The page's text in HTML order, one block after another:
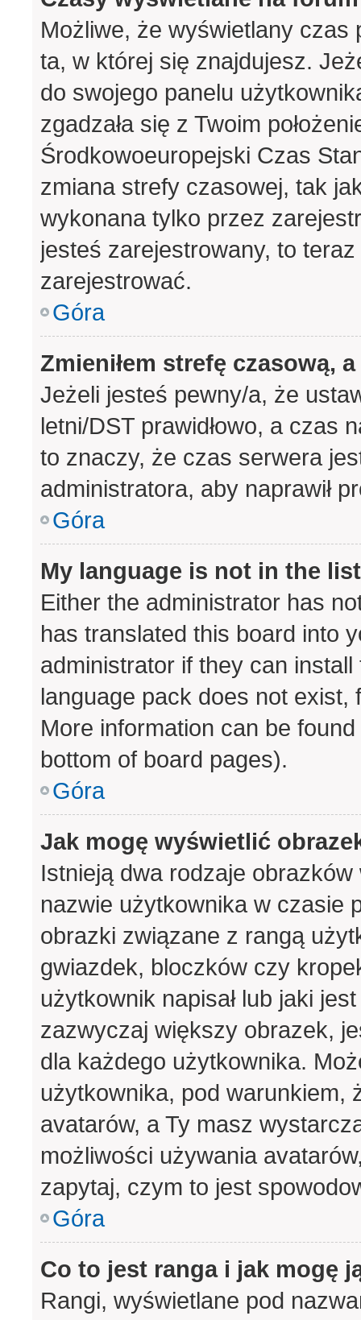
Możliwe, że wyświetlany
ta, w której się znajdujesz.
do swojego panelu
zgadzała się z Twoim
Środkowoeuropejski Czas
zmiana strefy czasowej, tak
wykonana tylko przez
jesteś zarejestrowany, to
zarejestrować.
Góra
Zmieniłem strefę czasową,
Jeżeli jesteś pewny/a, że
letni/DST prawidłowo, a czas
to znaczy, że czas serwera
administratora, aby naprawił
Góra
My language is not in the
Either the administrator has
has translated this board into
administrator if they can
language pack does not
More information can be
bottom of board pages).
Góra
Jak mogę wyświetlić
Istnieją dwa rodzaje
nazwie użytkownika w czasie
obrazki związane z rangą
gwiazdek, bloczków czy
użytkownik napisał lub jaki
zazwyczaj większy obrazek,
dla każdego użytkownika.
użytkownika, pod warunkiem,
avatarów, a Ty masz
możliwości używania
zapytaj, czym to jest
Góra
Co to jest ranga i jak mogę
Rangi, wyświetlane pod